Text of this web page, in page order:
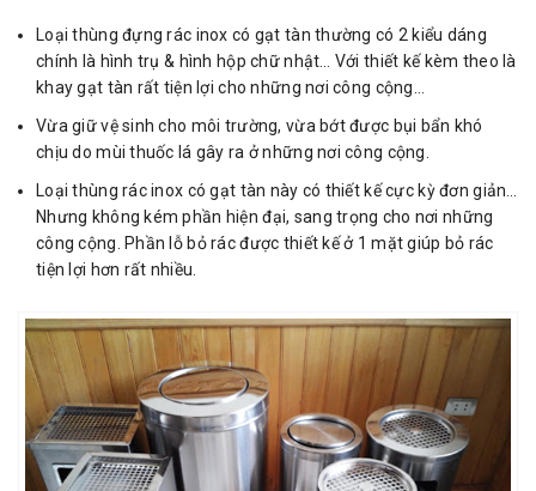
Loại thùng đựng rác inox có gạt tàn thường có 2 kiểu dáng
chính là hình trụ & hình hộp chữ nhật… Với thiết kế kèm theo là
khay gạt tàn rất tiện lợi cho những nơi công cộng…
Vừa giữ vệ sinh cho môi trường, vừa bớt được bụi bẩn khó
chịu do mùi thuốc lá gây ra ở những nơi công cộng.
Loại thùng rác inox có gạt tàn này có thiết kế cực kỳ đơn giản…
Nhưng không kém phần hiện đại, sang trọng cho nơi những
công cộng. Phần lỗ bỏ rác được thiết kế ở 1 mặt giúp bỏ rác
tiện lợi hơn rất nhiều.